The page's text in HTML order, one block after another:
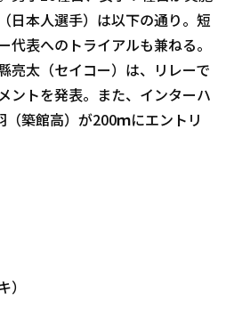
日本人選手）は以下の通り。短
代表へのトライアルも兼ねる。
亮太（セイコー）は、リレーで
ントを発表。また、インターハ
（築館高）が200ｍにエントリ
）